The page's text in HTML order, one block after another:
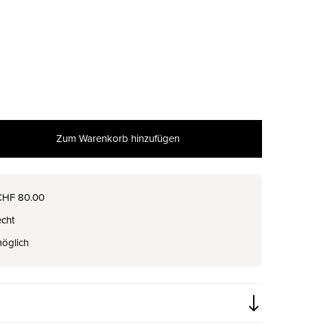
Zum Warenkorb hinzufügen
80.00